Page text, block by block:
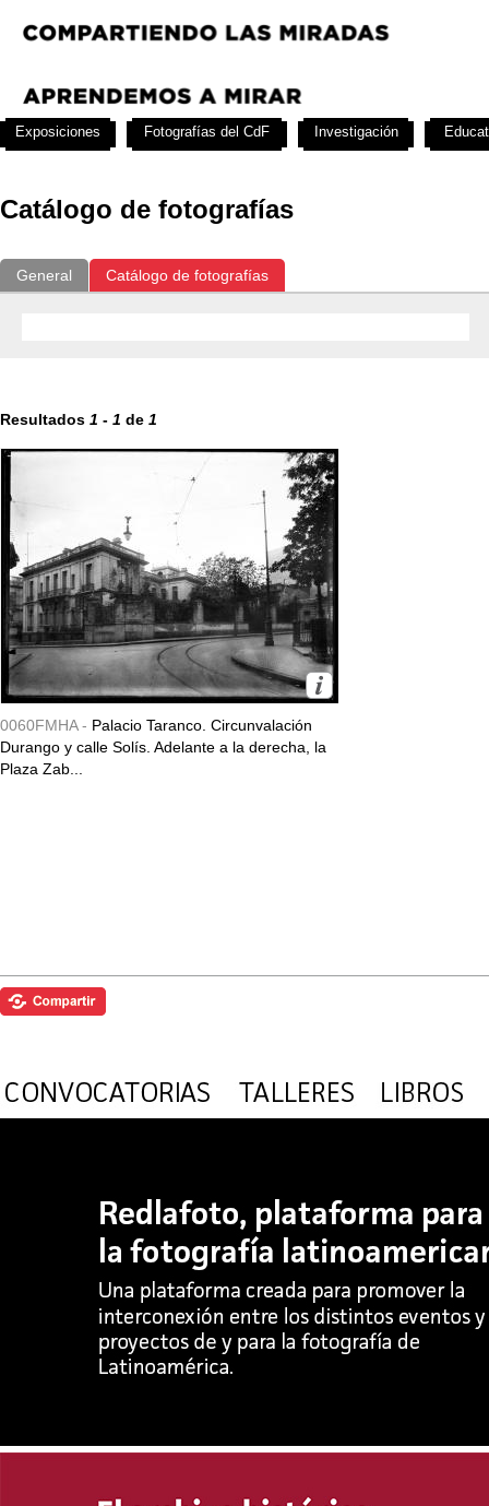
Catálogo de fotografías
General Catálogo de fotografías
Resultados 1 - 1 de 1
0060FMHA - Palacio Taranco. Circunvalación
Durango y calle Solís. Adelante a la derecha, la
Plaza Zab...
Exposiciones Fotografías del CdF Investigación